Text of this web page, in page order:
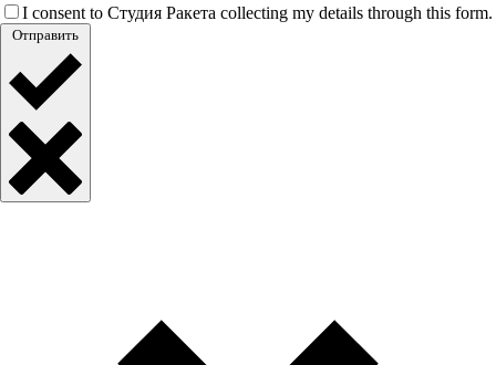
I consent to Студия Ракета collecting my details through this form.
Отправить